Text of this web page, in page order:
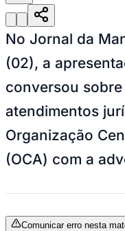
No Jornal da
(02), a
conversou
atendimentos
Organização
(OCA) com a
Comunicar erro nesta